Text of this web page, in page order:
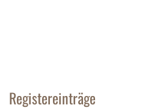
Registereinträge